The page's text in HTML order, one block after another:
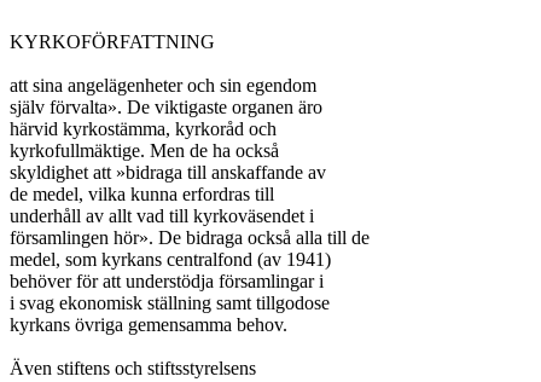
KYRKOFÖRFATTNING
att sina angelägenheter och sin egendom
själv förvalta». De viktigaste organen äro
härvid kyrkostämma, kyrkoråd och
kyrkofullmäktige. Men de ha också
skyldighet att »bidraga till anskaffande av
de medel, vilka kunna erfordras till
underhåll av allt vad till kyrkoväsendet i
församlingen hör». De bidraga också alla till de
medel, som kyrkans centralfond (av 1941)
behöver för att understödja församlingar i
i svag ekonomisk ställning samt tillgodose
kyrkans övriga gemensamma behov.
Även stiftens och stiftsstyrelsens